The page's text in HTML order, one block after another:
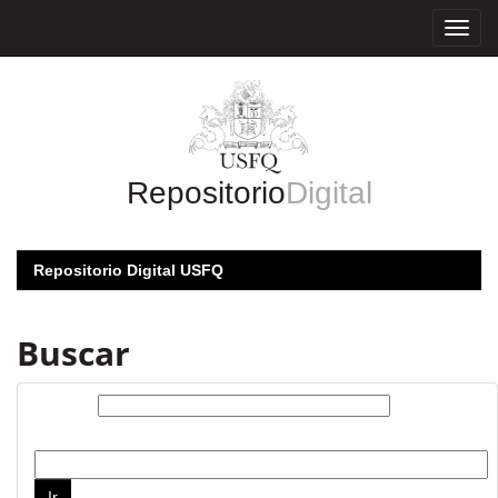
RepositorioDigital
Repositorio Digital USFQ
Buscar